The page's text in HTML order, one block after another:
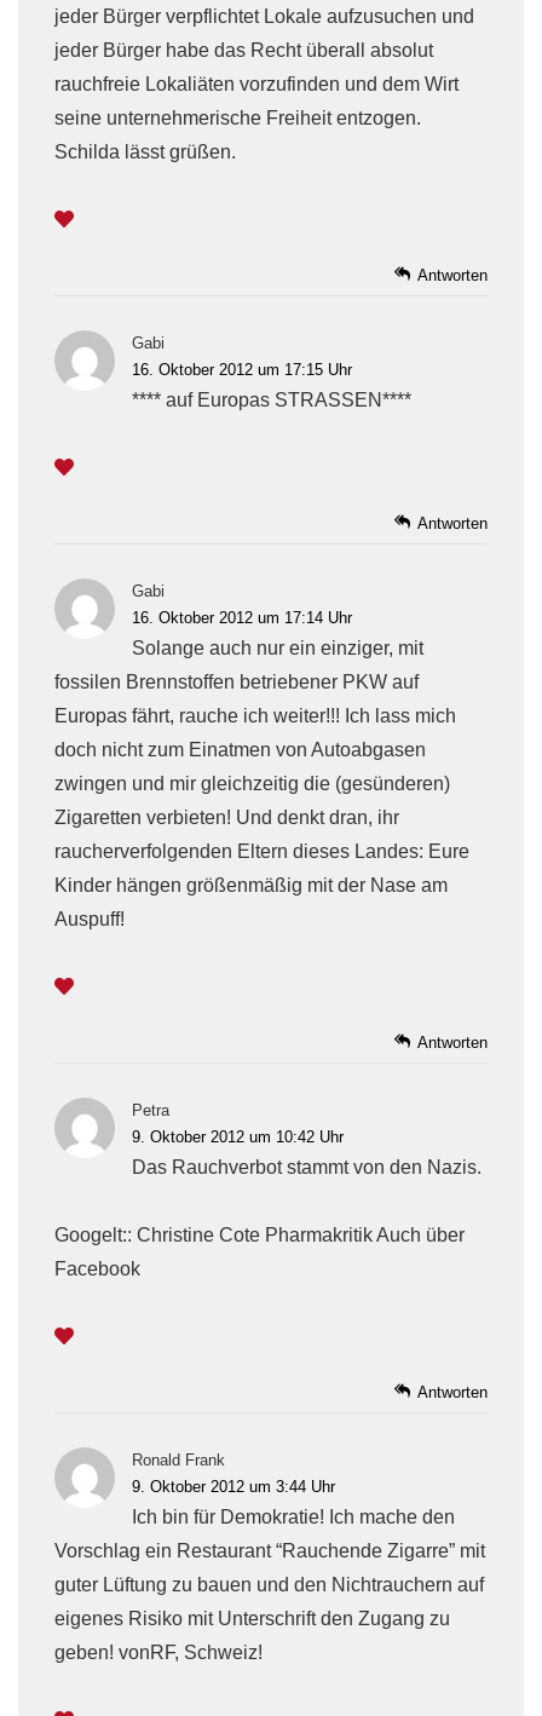
jeder Bürger verpflichtet Lokale aufzusuchen und
jeder Bürger habe das Recht überall absolut
rauchfreie Lokaliäten vorzufinden und dem Wirt
seine unternehmerische Freiheit entzogen.
Schilda lässt grüßen.
Antworten
Gabi
16. Oktober 2012 um 17:15 Uhr
**** auf Europas STRASSEN****
Antworten
Gabi
16. Oktober 2012 um 17:14 Uhr
Solange auch nur ein einziger, mit
fossilen Brennstoffen betriebener PKW auf
Europas fährt, rauche ich weiter!!! Ich lass mich
doch nicht zum Einatmen von Autoabgasen
zwingen und mir gleichzeitig die (gesünderen)
Zigaretten verbieten! Und denkt dran, ihr
raucherverfolgenden Eltern dieses Landes: Eure
Kinder hängen größenmäßig mit der Nase am
Auspuff!
Antworten
Petra
9. Oktober 2012 um 10:42 Uhr
Das Rauchverbot stammt von den Nazis.
Googelt:: Christine Cote Pharmakritik Auch über
Facebook
Antworten
Ronald Frank
9. Oktober 2012 um 3:44 Uhr
Ich bin für Demokratie! Ich mache den
Vorschlag ein Restaurant “Rauchende Zigarre” mit
guter Lüftung zu bauen und den Nichtrauchern auf
eigenes Risiko mit Unterschrift den Zugang zu
geben! vonRF, Schweiz!